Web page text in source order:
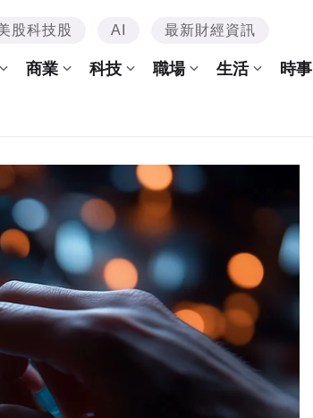
股科技股 AI 最新財經資訊
商業 科技 職場 生活 時事